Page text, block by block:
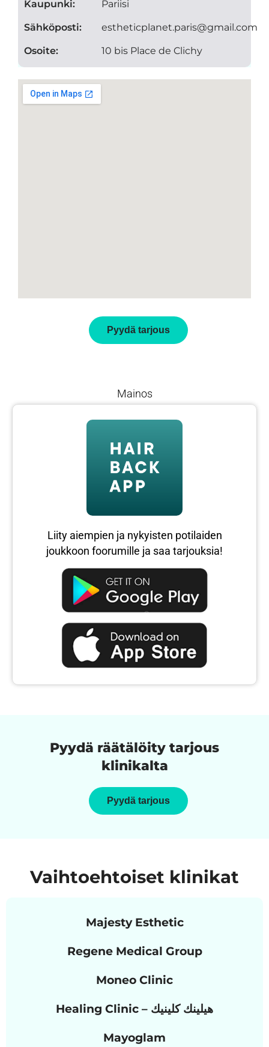
Kaupunki:
Sähköposti:
Osoite:
Pariisi
estheticplanet.paris@gmail.com
10 bis Place de Clichy
Pyydä tarjous
Mainos
Liity aiempien ja nykyisten potilaiden
joukkoon foorumille ja saa tarjouksia!
Pyydä räätälöity tarjous
klinikalta
Pyydä tarjous
Vaihtoehtoiset klinikat
Majesty Esthetic
Regene Medical Group
Moneo Clinic
Healing Clinic – هيلينك كلينيك
Mayoglam